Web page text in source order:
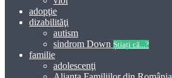
adopţie
dizabilităţi
autism
sindrom Down Știați că...?
familie
adolescenţi